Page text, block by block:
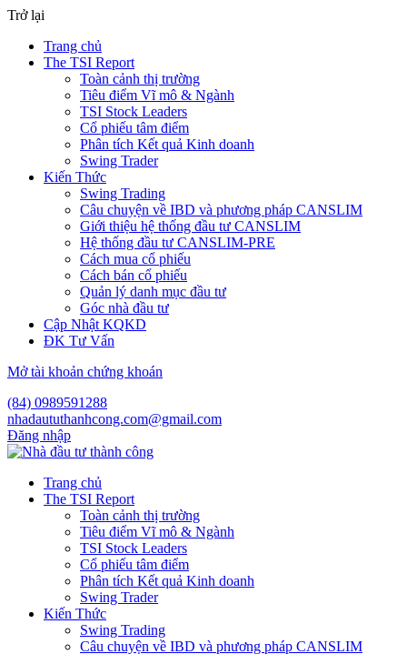
Trở lại
Trang chủ
The TSI Report
Toàn cảnh thị trường
Tiêu điểm Vĩ mô & Ngành
TSI Stock Leaders
Cổ phiếu tâm điểm
Phân tích Kết quả Kinh doanh
Swing Trader
Kiến Thức
Swing Trading
Câu chuyện về IBD và phương pháp CANSLIM
Giới thiệu hệ thống đầu tư CANSLIM
Hệ thống đầu tư CANSLIM-PRE
Cách mua cổ phiếu
Cách bán cổ phiếu
Quản lý danh mục đầu tư
Góc nhà đầu tư
Cập Nhật KQKD
ĐK Tư Vấn
Mở tài khoản chứng khoán
(84) 0989591288
nhadaututhanhcong.com@gmail.com
Đăng nhập
Trang chủ
The TSI Report
Toàn cảnh thị trường
Tiêu điểm Vĩ mô & Ngành
TSI Stock Leaders
Cổ phiếu tâm điểm
Phân tích Kết quả Kinh doanh
Swing Trader
Kiến Thức
Swing Trading
Câu chuyện về IBD và phương pháp CANSLIM